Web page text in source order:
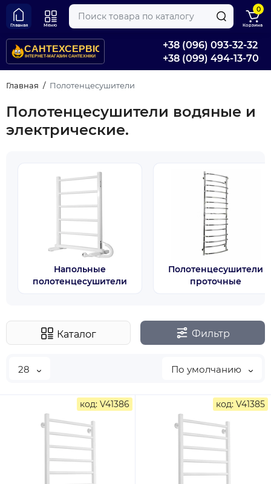
+38 (096) 093-32-32
+38 (099) 494-13-70
Главная Меню
0
Корзина
Главная Полотенцесушители
Полотенцесушители водяные и
электрические.
Напольные
полотенцесушители
Полотенцесушители
проточные
Каталог Фильтр
28 По умолчанию
код: V41386 код: V41385